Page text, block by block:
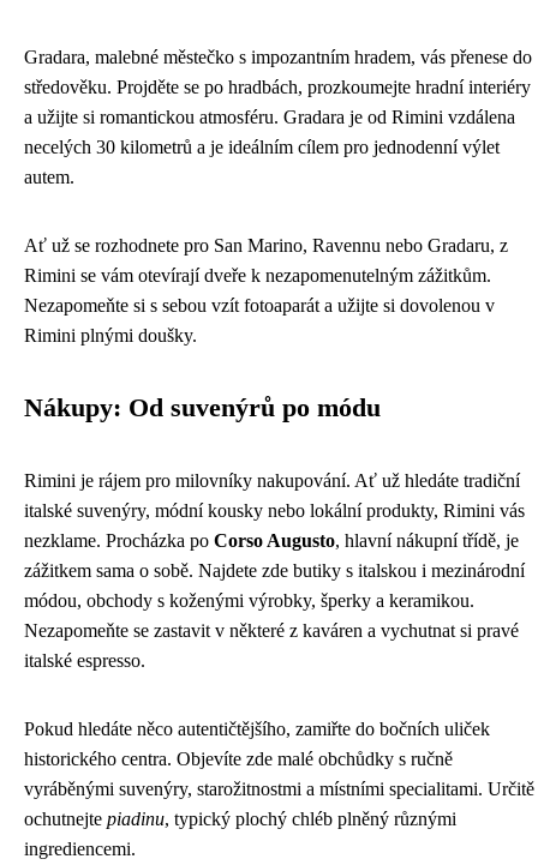
Gradara, malebné městečko s impozantním hradem, vás přenese do
středověku. Projděte se po hradbách, prozkoumejte hradní interiéry
a užijte si romantickou atmosféru. Gradara je od Rimini vzdálena
necelých 30 kilometrů a je ideálním cílem pro jednodenní výlet
autem.
Ať už se rozhodnete pro San Marino, Ravennu nebo Gradaru, z
Rimini se vám otevírají dveře k nezapomenutelným zážitkům.
Nezapomeňte si s sebou vzít fotoaparát a užijte si dovolenou v
Rimini plnými doušky.
Nákupy: Od suvenýrů po módu
Rimini je rájem pro milovníky nakupování. Ať už hledáte tradiční
italské suvenýry, módní kousky nebo lokální produkty, Rimini vás
nezklame. Procházka po Corso Augusto, hlavní nákupní třídě, je
zážitkem sama o sobě. Najdete zde butiky s italskou i mezinárodní
módou, obchody s koženými výrobky, šperky a keramikou.
Nezapomeňte se zastavit v některé z kaváren a vychutnat si pravé
italské espresso.
Pokud hledáte něco autentičtějšího, zamiřte do bočních uliček
historického centra. Objevíte zde malé obchůdky s ručně
vyráběnými suvenýry, starožitnostmi a místními specialitami. Určitě
ochutnejte piadinu, typický plochý chléb plněný různými
ingrediencemi.